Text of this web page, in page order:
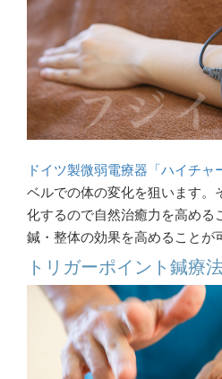
ドイツ製微弱電療器「ハイチャ
ベルでの体の変化を狙います。
化するので自然治癒力を高める
鍼・整体の効果を高めることが
トリガーポイント鍼療